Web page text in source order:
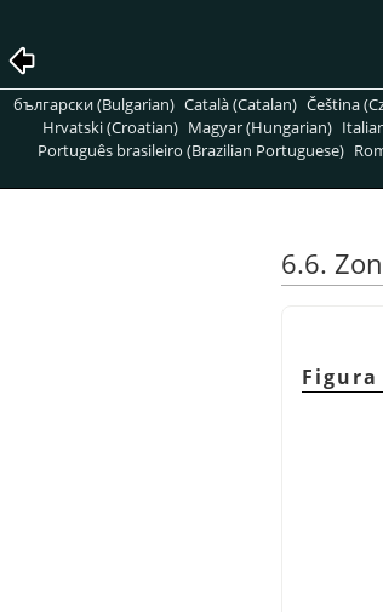
български (Bulgarian) Català (Catalan) Čeština
Hrvatski (Croatian) Magyar (Hungarian)
Português brasileiro (Brazilian Portuguese)
6.6.